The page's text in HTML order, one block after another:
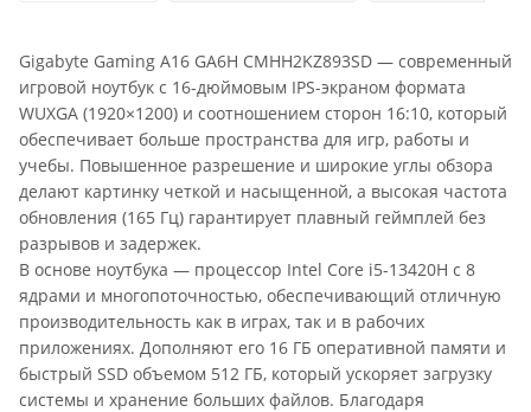
Gigabyte Gaming A16 GA6H CMHH2KZ893SD — современный
игровой ноутбук с 16-дюймовым IPS-экраном формата
WUXGA (1920×1200) и соотношением сторон 16:10, который
обеспечивает больше пространства для игр, работы и
учебы. Повышенное разрешение и широкие углы обзора
делают картинку четкой и насыщенной, а высокая частота
обновления (165 Гц) гарантирует плавный геймплей без
разрывов и задержек.
В основе ноутбука — процессор Intel Core i5-13420H с 8
ядрами и многопоточностью, обеспечивающий отличную
производительность как в играх, так и в рабочих
приложениях. Дополняют его 16 ГБ оперативной памяти и
быстрый SSD объемом 512 ГБ, который ускоряет загрузку
системы и хранение больших файлов. Благодаря